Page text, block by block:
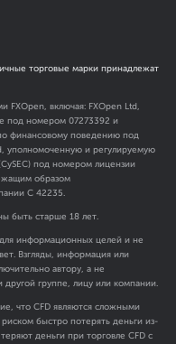
торговые марки принадлежат
FXOpen, включая: FXOpen Ltd,
под номером 07273392 и
финансовому поведению под
уполномоченную и регулируемую
под номером лицензии
образом
C 42235.
быть старше 18 лет.
информационных целей и не
Взгляды, информация или
автору, а не
другой группе, лицу или компании.
что CFD являются сложными
быстро потерять деньги из-
деньги при торговле CFD с